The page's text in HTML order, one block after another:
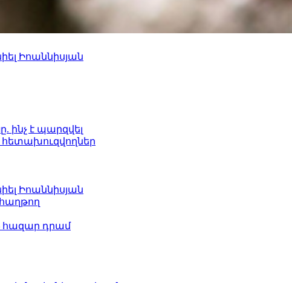
Իոաննիսյան
ինչ է պարզվել
հետախուզվողներ
Իոաննիսյան
հազար դրամ